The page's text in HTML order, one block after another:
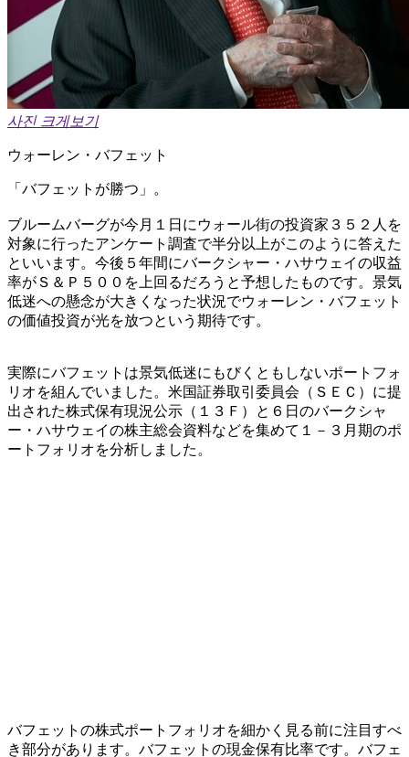
사진 크게보기
ウォーレン・バフェット
「バフェットが勝つ」。
ブルームバーグが今月１日にウォール街の投資家３５２人を
対象に行ったアンケート調査で半分以上がこのように答えた
といいます。今後５年間にバークシャー・ハサウェイの収益
率がＳ＆Ｐ５００を上回るだろうと予想したものです。景気
低迷への懸念が大きくなった状況でウォーレン・バフェット
の価値投資が光を放つという期待です。
実際にバフェットは景気低迷にもびくともしないポートフォ
リオを組んでいました。米国証券取引委員会（ＳＥＣ）に提
出された株式保有現況公示（１３Ｆ）と６日のバークシャ
ー・ハサウェイの株主総会資料などを集めて１－３月期のポ
ートフォリオを分析しました。
バフェットの株式ポートフォリオを細かく見る前に注目すべ
き部分があります。バフェットの現金保有比率です。バフェ